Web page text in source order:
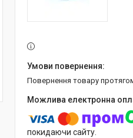
повернення товару
покидаючи сайту.